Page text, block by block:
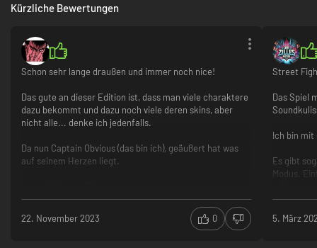
V-Reversal kostet dich eine Einheit V-Gauge, ist aber sehr viel wert, da
Kürzliche Bewertungen
Schon sehr lange draußen und immer noch nice!
Das gute an dieser Edition ist, dass man viele charaktere
dazu bekommt und dazu noch viele deren skins, aber
nicht alle... denke ich jedenfalls.
Da nun Captain Obvious (das bin ich), geäußert hat was
auf seinem Herzen liegt.
viele charaktere und deren skins
kann schnell monoton werden wenn du's schon drauf
22. November 2023 0
Street
Das Spiel
Ich bin mit
Es gibt
Modus.
Tolle
5. März